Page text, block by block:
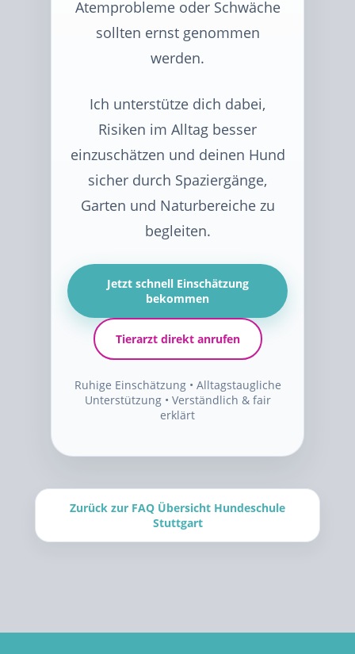
Atemprobleme oder Schwäche
sollten ernst genommen
werden.
Ich unterstütze dich dabei,
Risiken im Alltag besser
einzuschätzen und deinen Hund
sicher durch Spaziergänge,
Garten und Naturbereiche zu
begleiten.
Jetzt schnell Einschätzung
bekommen
Tierarzt direkt anrufen
Ruhige Einschätzung • Alltagstaugliche
Unterstützung • Verständlich & fair
erklärt
Zurück zur FAQ Übersicht Hundeschule
Stuttgart